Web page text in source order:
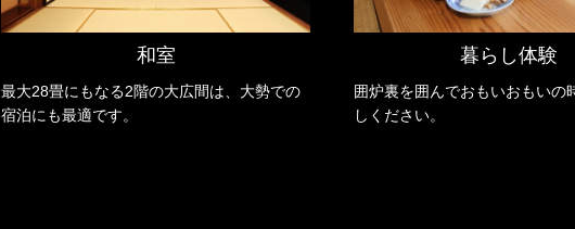
和室
最大28畳にもなる2階の大広間は、大勢での
宿泊にも最適です。
暮らし体験
囲炉裏を囲んでおもいおもいの
しください。